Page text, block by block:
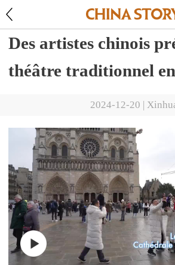
Des artistes chinois
théâtre traditionnel
2024-12-20 |